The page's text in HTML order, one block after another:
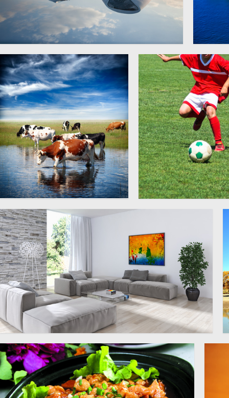
哈尔滨大剧院景观摄影图片 5616 × 3744 澳大
图片
蓝天白云草地与在喝水的牛
高清图片 高清图片
客厅喷溅效果装饰画与家具
高清图片
4109 × 2400